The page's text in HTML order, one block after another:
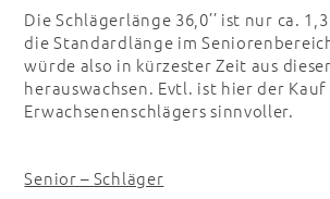
Die Schlägerlänge 36,0’’ ist nur ca.
die Standardlänge im
würde also in kürzester Zeit aus
herauswachsen. Evtl. ist hier der Kauf
Erwachsenenschlägers sinnvoller.
Senior – Schläger